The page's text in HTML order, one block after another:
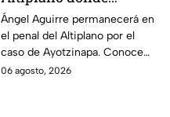
permanecerá Ángel
Aguirre por caso
Ayotzinapa
Ángel Aguirre permanecerá en
el penal del Altiplano por el
caso de Ayotzinapa. Conoce
dónde está, cómo es esta
06 agosto, 2026